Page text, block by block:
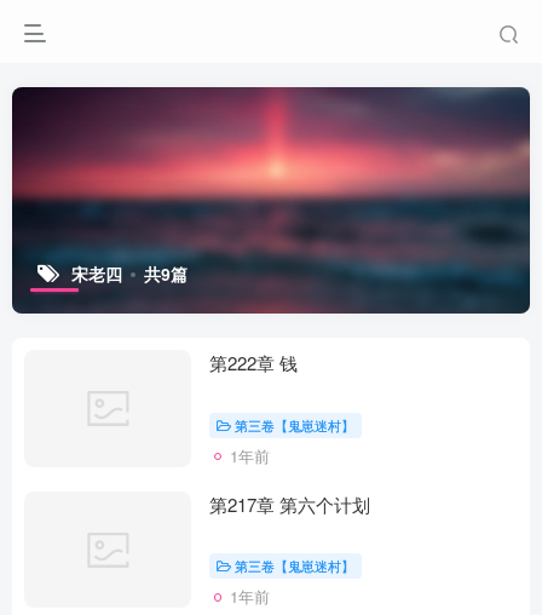
宋老四 共9篇
第222章 钱
第三卷【鬼崽迷村】
1年前
第217章 第六个计划
第三卷【鬼崽迷村】
1年前